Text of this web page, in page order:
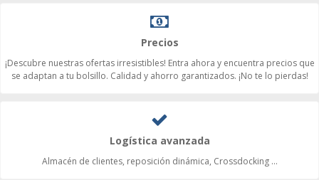
Precios
¡Descubre nuestras ofertas irresistibles! Entra ahora y encuentra precios que
se adaptan a tu bolsillo. Calidad y ahorro garantizados. ¡No te lo pierdas!
Logística avanzada
Almacén de clientes, reposición dinámica, Crossdocking ...